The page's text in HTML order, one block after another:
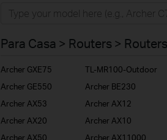
Empresas
ISP
Para Casa > Routers >
Archer GXE75 TL-MR100-Outdoor
Archer GE550
Archer BE230
Archer AX53
Archer AX12
Archer AX20
Archer AX10
Archer AX50
Archer AX11000